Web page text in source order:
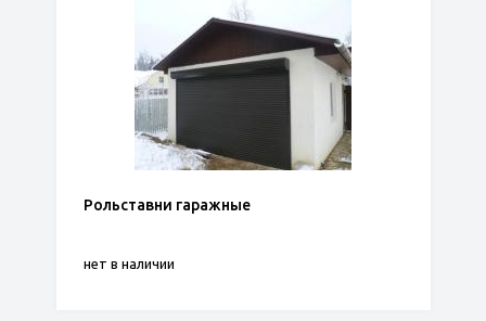
Рольставни гаражные
нет в наличии